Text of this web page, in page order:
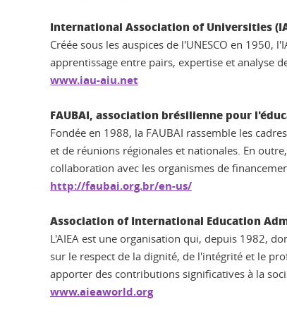
International Association of Universities
Créée sous les auspices de l'UNESCO en
apprentissage entre pairs, expertise et analyse
www.iau-aiu.net
FAUBAI, association brésilienne pour
Fondée en 1988, la FAUBAI rassemble les
et de réunions régionales et nationales. En
collaboration avec les organismes de
http://faubai.org.br/en-us/
Association of International Education
L'AIEA est une organisation qui, depuis 1982,
sur le respect de la dignité, de l'intégrité et le
apporter des contributions significatives à la
www.aieaworld.org